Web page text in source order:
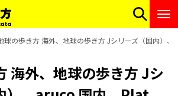
球の歩き方 海外、地球の歩き方 Jシリーズ（国内）
海外、地球の歩き方 Jシ